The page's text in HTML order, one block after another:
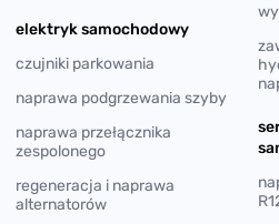
elektryk samochodowy
czujniki parkowania
naprawa podgrzewania szyby
naprawa przełącznika
zespolonego
regeneracja i naprawa
alternatorów